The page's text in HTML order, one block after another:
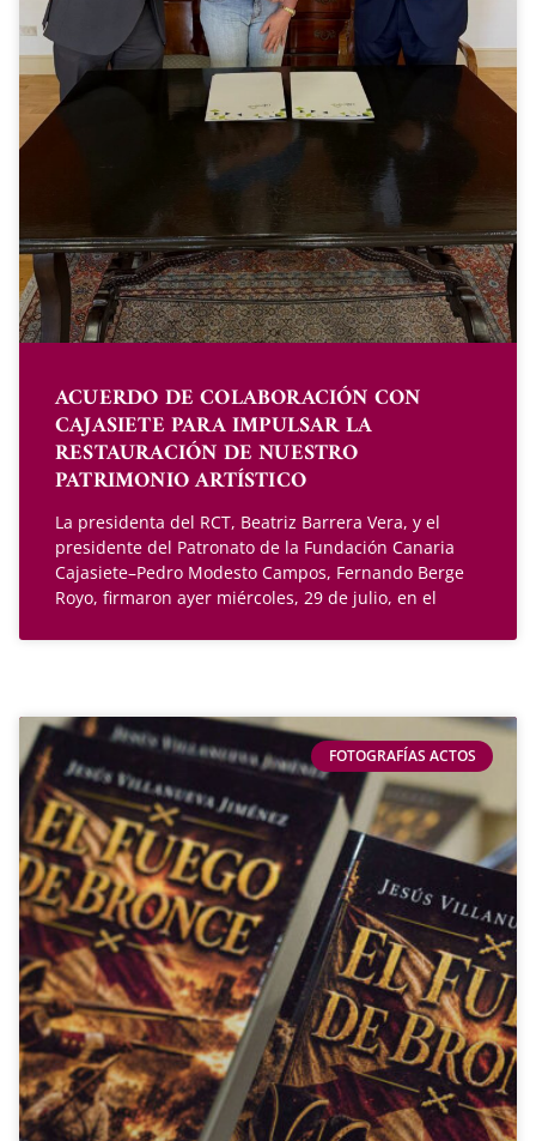
ACUERDO DE COLABORACIÓN CON
CAJASIETE PARA IMPULSAR LA
RESTAURACIÓN DE NUESTRO
PATRIMONIO ARTÍSTICO
La presidenta del RCT, Beatriz Barrera Vera, y el
presidente del Patronato de la Fundación Canaria
Cajasiete–Pedro Modesto Campos, Fernando Berge
Royo, firmaron ayer miércoles, 29 de julio, en el
FOTOGRAFÍAS ACTOS